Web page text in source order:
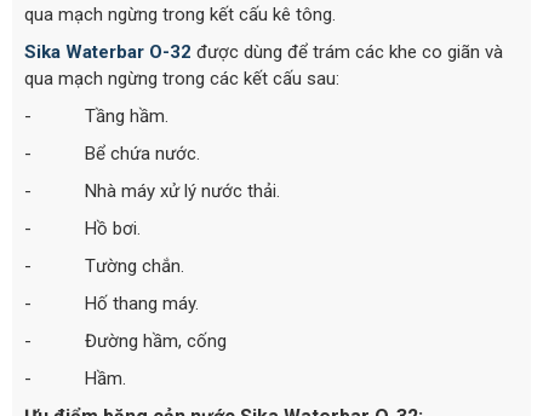
qua mạch ngừng trong kết cấu kê tông.
Sika Waterbar O-32 được dùng để trám các khe co giãn và
qua mạch ngừng trong các kết cấu sau:
- Tầng hầm.
- Bể chứa nước.
- Nhà máy xử lý nước thải.
- Hồ bơi.
- Tường chắn.
- Hố thang máy.
- Đường hầm, cống
- Hầm.